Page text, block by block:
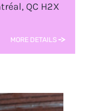
QC H2X
MORE DETAILS